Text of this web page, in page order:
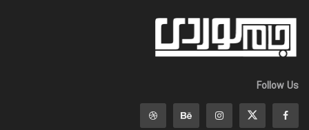
Follow Us